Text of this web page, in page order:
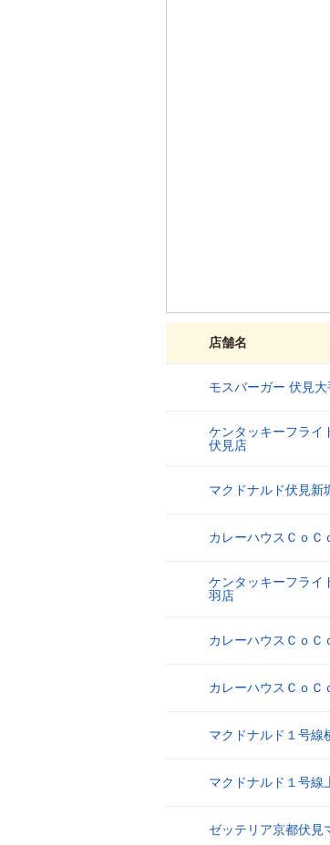
店舗名
モスバーガー 伏見
ケンタッキーフライ
伏見店
マクドナルド伏見新
カレーハウスＣｏＣ
ケンタッキーフライ
羽店
カレーハウスＣｏＣ
カレーハウスＣｏＣ
マクドナルド１号線
マクドナルド１号線
ゼッテリア京都伏見